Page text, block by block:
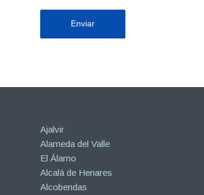
Ajalvir
Alameda del Valle
El Álamo
Alcalá de Henares
Alcobendas